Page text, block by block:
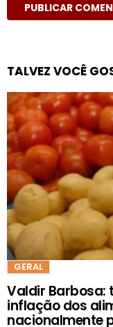
TALVEZ VOCÊ
GERAL
Valdir
inflação dos
nacionalmente